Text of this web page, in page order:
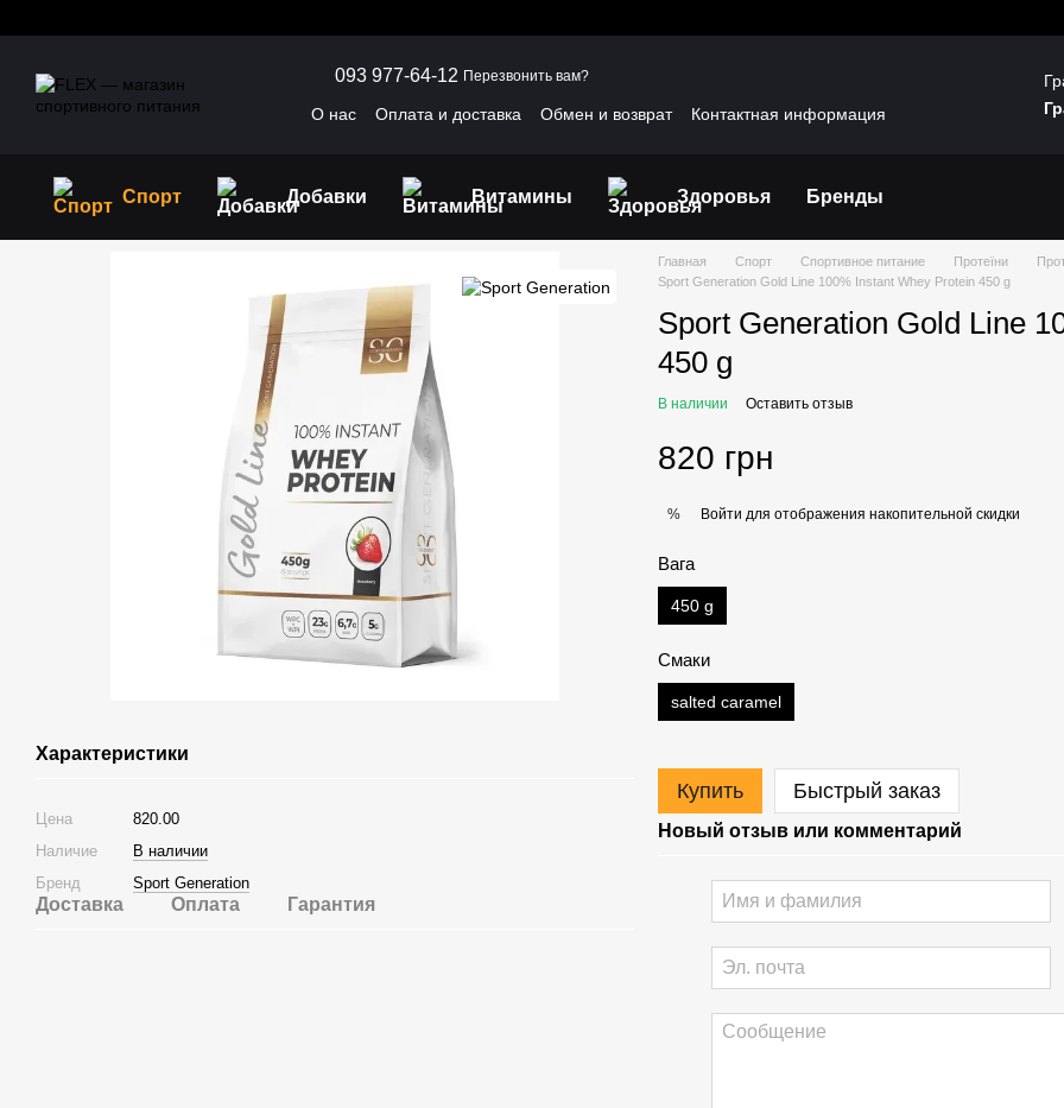
093 977-64-12 Перезвонить вам?
О нас Оплата и доставка Обмен и возврат
Контактная информация
Спорт Добавки Витамины Здоровья Бренды
Характеристики
Цена
820.00
Наличие
В наличии
Бренд
Sport Generation
Доставка Оплата Гарантия
Главная Спорт Спортивное питание Протеїни
Sport Generation Gold Line 100% Instant Whey Protein 450 g
Sport Generation Gold Line
450 g
В наличии Оставить отзыв
820 грн
% Войти для отображения накопительной скидки
Вага
450 g
Смаки
salted caramel
Купить Быстрый заказ
Новый отзыв или комментарий